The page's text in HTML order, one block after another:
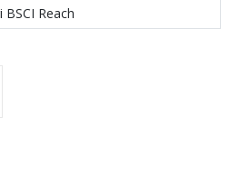
Reach
Blue